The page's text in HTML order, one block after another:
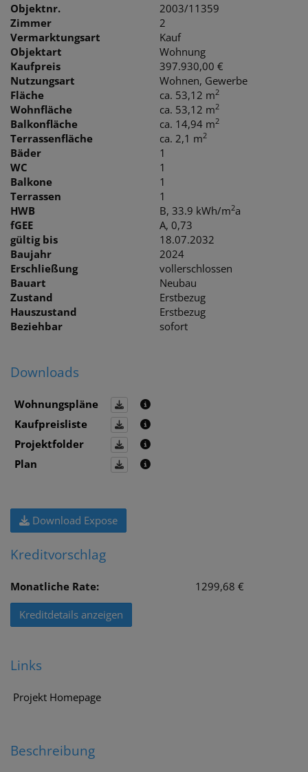
Objektnr.
2003/11359
Zimmer
2
Vermarktungsart
Kauf
Objektart
Wohnung
Kaufpreis
397.930,00 €
Nutzungsart
Wohnen Gewerbe
Fläche
ca. 53,12 m2
Wohnfläche ca. 53,12 m2
Balkonfläche ca. 14,94 m2
Terrassenfläche ca. 2,1 m2
Bäder
1
WC
1
Balkone
1
Terrassen
1
HWB
B, 33.9 kWh/m2a
fGEE
A, 0,73
gültig bis
18.07.2032
Baujahr
2024
Erschließung
vollerschlossen
Bauart
Neubau
Zustand
Erstbezug
Hauszustand
Erstbezug
Beziehbar
sofort
Downloads
Wohnungspläne
Kaufpreisliste
Projektfolder
Plan
Download Expose
Kreditvorschlag
Monatliche Rate: 1299,68 €
Kreditdetails anzeigen
Links
Projekt Homepage
Beschreibung